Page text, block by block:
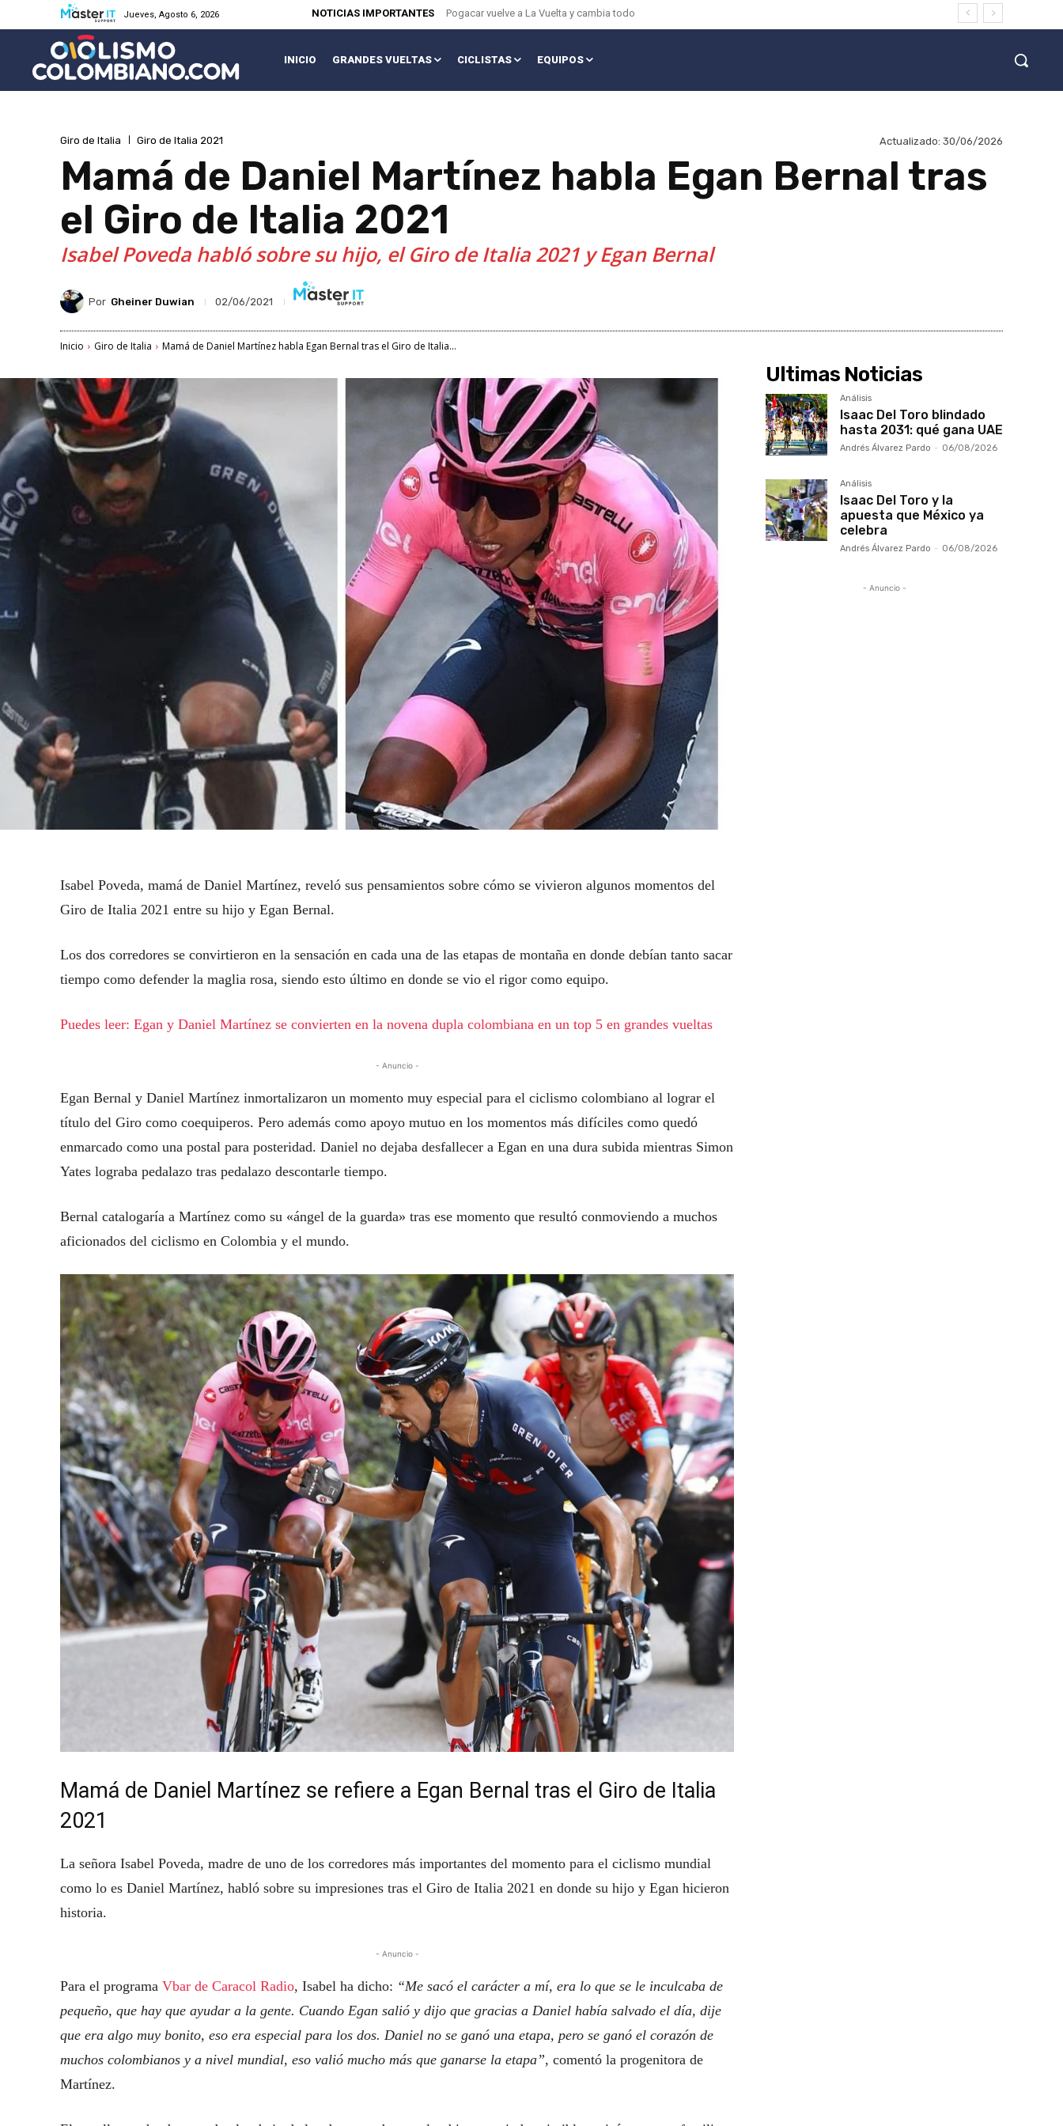
Jueves, Agosto 6, 2026 NOTICIAS IMPORTANTES Pogacar vuelve a La Vuelta y cambia todo
INICIO GRANDES VUELTAS CICLISTAS EQUIPOS
Giro de Italia Giro de Italia 2021 Actualizado: 30/06/2026
Mamá de Daniel Martínez habla Egan Bernal tras
el Giro de Italia 2021
Isabel Poveda habló sobre su hijo, el Giro de Italia 2021 y Egan Bernal
Por Gheiner Duwian 02/06/2021
Inicio Giro de Italia Mamá de Daniel Martínez habla Egan Bernal tras el Giro de Italia...
Isabel Poveda, mamá de Daniel Martínez, reveló sus pensamientos sobre cómo se vivieron algunos momentos del
Giro de Italia 2021 entre su hijo y Egan Bernal.
Los dos corredores se convirtieron en la sensación en cada una de las etapas de montaña en donde debían tanto sacar
tiempo como defender la maglia rosa, siendo esto último en donde se vio el rigor como equipo.
Puedes leer: Egan y Daniel Martínez se convierten en la novena dupla colombiana en un top 5 en grandes vueltas
- Anuncio -
Egan Bernal y Daniel Martínez inmortalizaron un momento muy especial para el ciclismo colombiano al lograr el
título del Giro como coequiperos. Pero además como apoyo mutuo en los momentos más difíciles como quedó
enmarcado como una postal para posteridad. Daniel no dejaba desfallecer a Egan en una dura subida mientras Simon
Yates lograba pedalazo tras pedalazo descontarle tiempo.
Bernal catalogaría a Martínez como su «ángel de la guarda» tras ese momento que resultó conmoviendo a muchos
aficionados del ciclismo en Colombia y el mundo.
Mamá de Daniel Martínez se refiere a Egan Bernal tras el Giro de Italia
2021
La señora Isabel Poveda, madre de uno de los corredores más importantes del momento para el ciclismo mundial
como lo es Daniel Martínez, habló sobre su impresiones tras el Giro de Italia 2021 en donde su hijo y Egan hicieron
historia.
- Anuncio -
Para el programa Vbar de Caracol Radio, Isabel ha dicho: “Me sacó el carácter a mí, era lo que se le inculcaba de
pequeño, que hay que ayudar a la gente. Cuando Egan salió y dijo que gracias a Daniel había salvado el día, dije
que era algo muy bonito, eso era especial para los dos. Daniel no se ganó una etapa, pero se ganó el corazón de
muchos colombianos y a nivel mundial, eso valió mucho más que ganarse la etapa”, comentó la progenitora de
Martínez.
Ultimas Noticias
Análisis
Isaac Del Toro blindado
hasta 2031: qué gana UAE
Andrés Álvarez Pardo - 06/08/2026
Análisis
Isaac Del Toro y la
apuesta que México ya
celebra
Andrés Álvarez Pardo - 06/08/2026
- Anuncio -